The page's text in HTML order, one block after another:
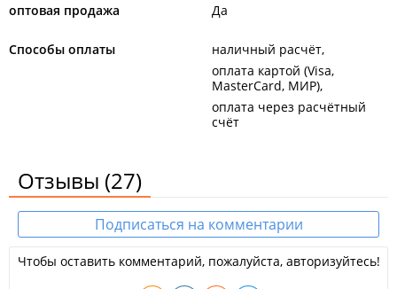
оптовая продажа Да
Способы оплаты
наличный расчёт
оплата картой (Visa,
MasterCard, МИР)
оплата через расчётный
счёт
Отзывы (27)
Подписаться на комментарии
Чтобы оставить комментарий, пожалуйста, авторизуйтесь!